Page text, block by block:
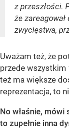
z przeszłości.
że
zwycięstwa,
Uważam też, że
przede
też ma większe
reprezentacja, to
No właśnie, mówi
to zupełnie inna